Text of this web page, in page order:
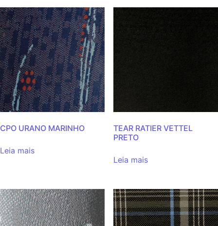
CPO URANO MARINHO
Leia mais
TEAR RATIER VETTEL
PRETO
Leia mais